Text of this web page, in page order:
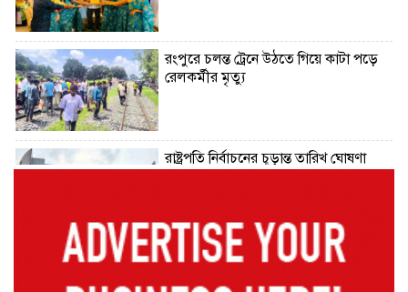
রংপুরে চলন্ত ট্রেনে উঠতে গিয়ে কাটা পড়ে
রেলকর্মীর মৃত্যু
রাষ্ট্রপতি নির্বাচনের চূড়ান্ত তারিখ ঘোষণা
সাভারের রাজপথে রক্তের দাগ, স্মৃতিতে